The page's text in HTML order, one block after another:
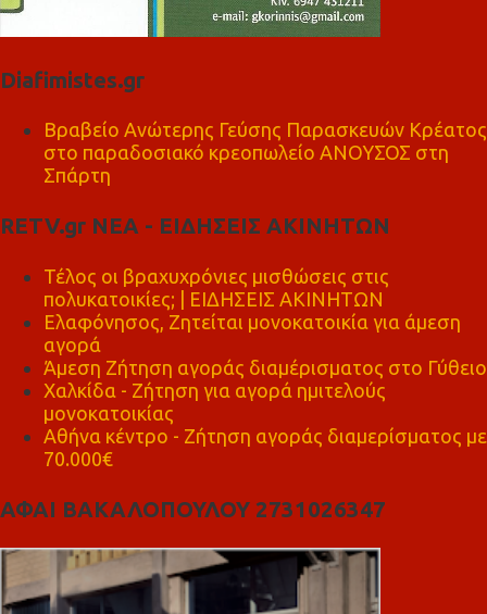
Diafimistes.gr
Βραβείο Ανώτερης Γεύσης Παρασκευών Κρέατος
στο παραδοσιακό κρεοπωλείο ΑΝΟΥΣΟΣ στη
Σπάρτη
RETV.gr ΝΕΑ - ΕΙΔΗΣΕΙΣ ΑΚΙΝΗΤΩΝ
Τέλος οι βραχυχρόνιες μισθώσεις στις
πολυκατοικίες; | ΕΙΔΗΣΕΙΣ ΑΚΙΝΗΤΩΝ
Ελαφόνησος, Ζητείται μονοκατοικία για άμεση
αγορά
Άμεση Ζήτηση αγοράς διαμέρισματος στο Γύθειο
Χαλκίδα - Ζήτηση για αγορά ημιτελούς
μονοκατοικίας
Αθήνα κέντρο - Ζήτηση αγοράς διαμερίσματος με
70.000€
ΑΦΑΙ ΒΑΚΑΛΟΠΟΥΛΟΥ 2731026347